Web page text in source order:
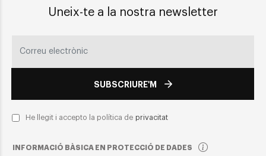
Uneix-te a la nostra newsletter
SUBSCRIURE'M
He llegit i accepto la política de privacitat
INFORMACIÓ BÀSICA EN PROTECCIÓ DE DADES